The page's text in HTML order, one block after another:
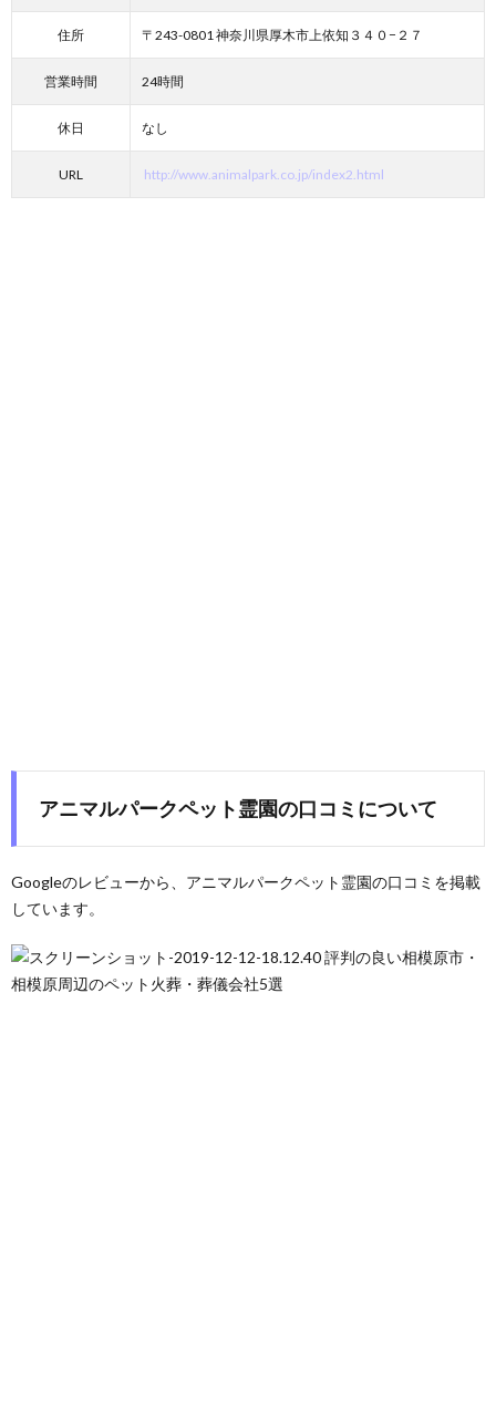
住所 〒243-0801 神奈川県厚木市上依知３４０−２７
営業時間 24時間
休日 なし
URL http://www.animalpark.co.jp/index2.html
アニマルパークペット霊園の口コミについて
Googleのレビューから、アニマルパークペット霊園の口コミを掲載
しています。